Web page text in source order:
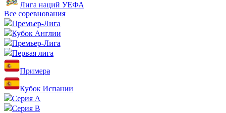
Лига наций УЕФА
Все соревнования
Премьер-Лига
Кубок Англии
Премьер-Лига
Первая лига
Примера
Кубок Испании
Серия А
Серия B